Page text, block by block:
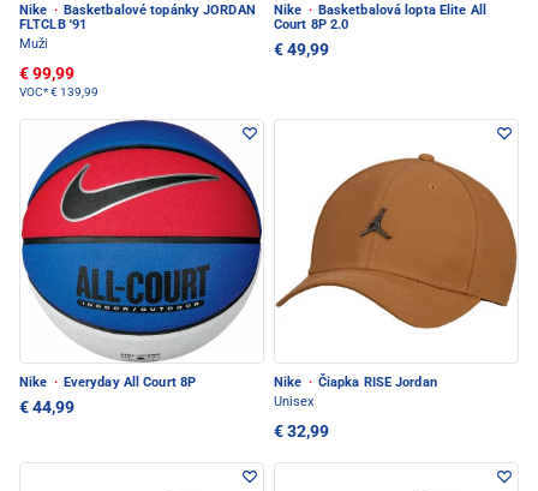
Nike · Basketbalové topánky JORDAN
FLTCLB '91
Muži
€ 99,99
VOC*€ 139,99
Nike · Basketbalová lopta Elite All
Court 8P 2.0
€ 49,99
Nike · Everyday All Court 8P
€ 44,99
Nike · Čiapka RISE Jordan
Unisex
€ 32,99